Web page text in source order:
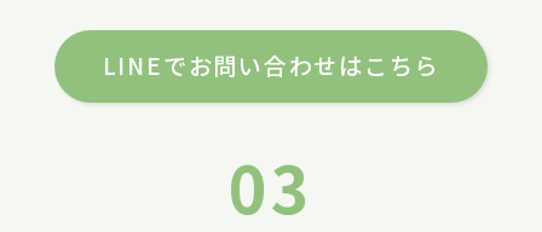
LINEでお問い合わせはこちら
03